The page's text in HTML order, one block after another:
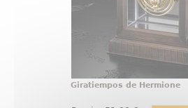
Giratiempos de Hermione